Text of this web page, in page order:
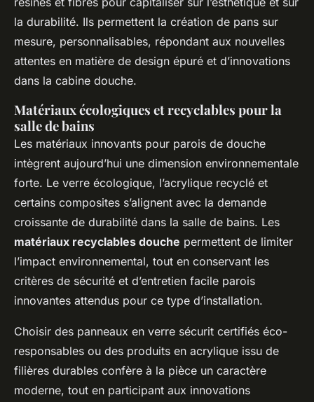
la durabilité. Ils permettent la création de pans sur
mesure, personnalisables, répondant aux nouvelles
attentes en matière de design épuré et d’innovations
dans la cabine douche.
Matériaux écologiques et recyclables pour la
salle de bains
Les matériaux innovants pour parois de douche
intègrent aujourd’hui une dimension environnementale
forte. Le verre écologique, l’acrylique recyclé et
certains composites s’alignent avec la demande
croissante de durabilité dans la salle de bains. Les
matériaux recyclables douche permettent de limiter
l’impact environnemental, tout en conservant les
critères de sécurité et d’entretien facile parois
innovantes attendus pour ce type d’installation.
Choisir des panneaux en verre sécurit certifiés éco-
responsables ou des produits en acrylique issu de
filières durables confère à la pièce un caractère
moderne, tout en participant aux innovations